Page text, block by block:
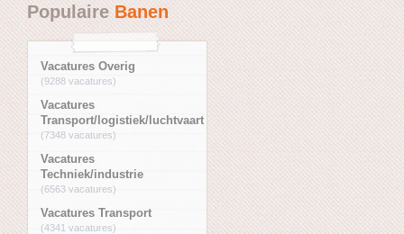
PopulaireBanen
Vacatures Overig
(9288 vacatures)
Vacatures
Transport/logistiek/luchtvaart
(7348 vacatures)
Vacatures
Techniek/industrie
(6563 vacatures)
Vacatures Transport
(4341 vacatures)